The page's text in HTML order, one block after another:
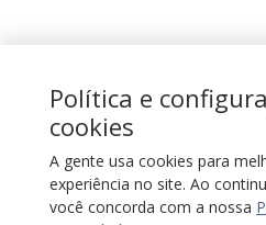
Política e
cookies
A gente usa cookies para
experiência no site. Ao
você concorda com a nossa